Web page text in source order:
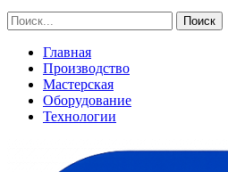
Главная
Производство
Мастерская
Оборудование
Технологии